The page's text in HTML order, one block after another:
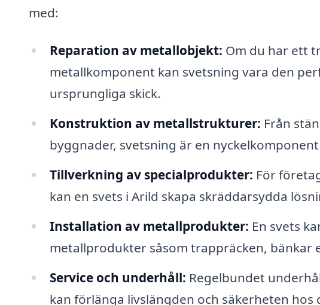
med:
Reparation av metallobjekt: Om du har ett
metallkomponent kan svetsning vara den
ursprungliga skick.
Konstruktion av metallstrukturer: Från
byggnader, svetsning är en
Tillverkning av specialprodukter: För
kan en svets i Arild skapa skräddarsydda
Installation av metallprodukter: En svets
metallprodukter såsom trappräcken, bänkar
Service och underhåll: Regelbundet
kan förlänga livslängden och säkerheten hos